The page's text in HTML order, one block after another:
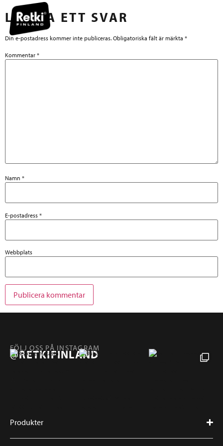
LÄMNA ETT SVAR
Din e-postadress kommer inte publiceras. Obligatoriska fält är märkta *
Kommentar *
Namn *
E-postadress *
Webbplats
FÖLJ OSS PÅ INSTAGRAM
@RETKIFINLAND
Produkter